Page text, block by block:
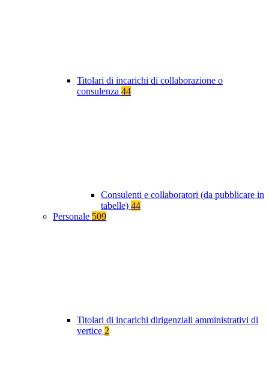
Titolari di incarichi di collaborazione o
consulenza 44
Consulenti e collaboratori (da pubblicare in
tabelle) 44
Personale 509
Titolari di incarichi dirigenziali amministrativi di
vertice 2